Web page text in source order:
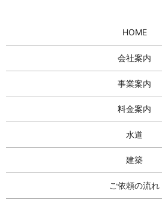
HOME
会社案内
事業案内
料金案内
水道
建築
ご依頼の流れ